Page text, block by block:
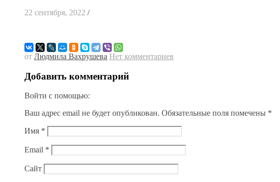
22 сентября, 2022 /
от Людмила Вахрушева Нет комментариев
Добавить комментарий
Войти с помощью:
Ваш адрес email не будет опубликован. Обязательные поля помечены *
Имя *
Email *
Сайт